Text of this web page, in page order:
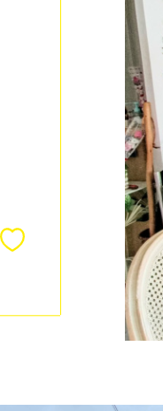
Sélectionner